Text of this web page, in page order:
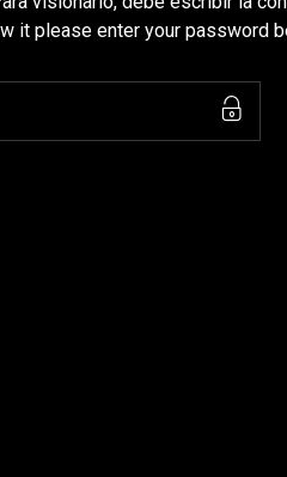
it please enter your password